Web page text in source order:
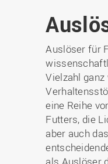
Auslöser für
Vielzahl
eine Reihe
Futters, die
aber auch